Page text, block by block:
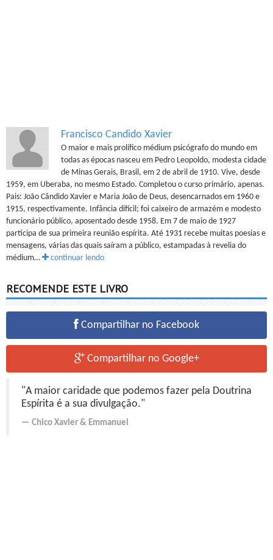
Francisco Candido Xavier
O maior e mais prolífico médium psicógrafo do mundo em
todas as épocas nasceu em Pedro Leopoldo, modesta cidade
de Minas Gerais, Brasil, em 2 de abril de 1910. Vive, desde
1959, em Uberaba, no mesmo Estado. Completou o curso primário, apenas.
Pais: João Cândido Xavier e Maria João de Deus, desencarnados em 1960 e
1915, respectivamente. Infância difícil; foi caixeiro de armazém e modesto
funcionário público, aposentado desde 1958. Em 7 de maio de 1927
participa de sua primeira reunião espírita. Até 1931 recebe muitas poesias e
mensagens, várias das quais saíram a público, estampadas à revelia do
médium…
continuar lendo
RECOMENDE ESTE LIVRO
Compartilhar no Facebook
Compartilhar no Google+
"A maior caridade que podemos fazer pela Doutrina
Espírita é a sua divulgação."
Chico Xavier & Emmanuel